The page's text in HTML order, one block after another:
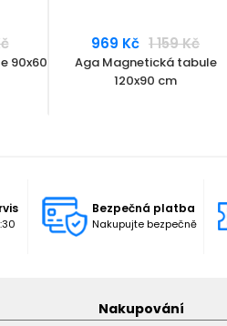
90x60
969 Kč 1 159 Kč
Aga Magnetická tabule
120x90 cm
Bezpečná platba
Nakupujte bezpečně
Nakupování